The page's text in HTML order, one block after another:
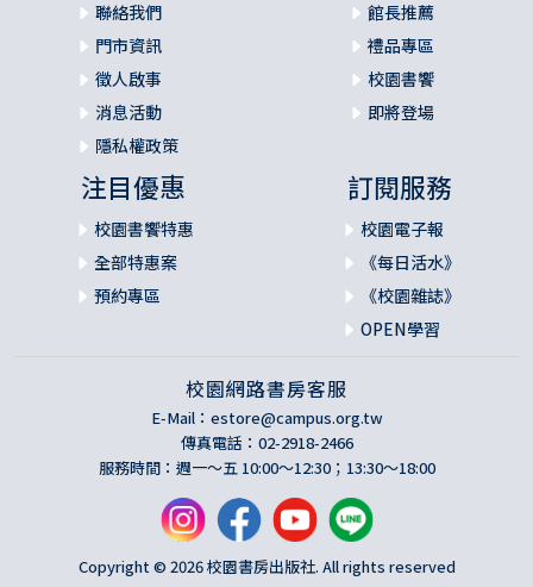
聯絡我們
門市資訊
徵人啟事
消息活動
隱私權政策
館長推薦
禮品專區
校園書饗
即將登場
注目優惠
校園書饗特惠
全部特惠案
預約專區
訂閱服務
校園電子報
《每日活水》
《校園雜誌》
OPEN學習
校園網路書房客服
E-Mail： estore@campus.org.tw
傳真電話：02-2918-2466
服務時間：週一～五 10:00～12:30；13:30～18:00
Copyright © 2026 校園書房出版社. All rights reserved